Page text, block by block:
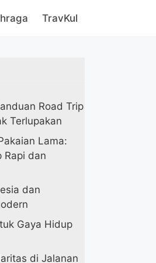
TravKul
Road Trip
Terlupakan
Lama:
Rapi dan
dan
Gaya Hidup
di Jalanan